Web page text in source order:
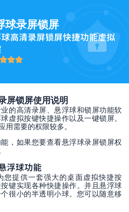
球录屏锁屏
高清录屏锁屏快捷功能虚拟
屏锁屏使用说明
的高清录屏、悬浮球和锁屏功能软
虚拟按键快捷操作以及一键锁屏。
用需要的权限较多。
，如果您要查看悬浮球录屏锁屏权
浮球功能
您提供一套强大的桌面虚拟快捷按
键实现各种快捷操作。并且悬浮球
很小的半透明小球。您可以随意移